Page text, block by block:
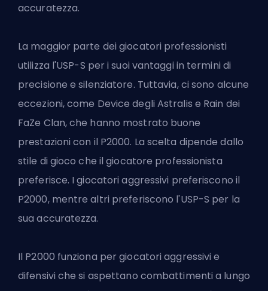
accuratezza.
La maggior parte dei giocatori professionisti
utilizza l'USP-S per i suoi vantaggi in termini di
precisione e silenziatore. Tuttavia, ci sono alcune
eccezioni, come Device degli Astralis e Rain dei
FaZe Clan, che hanno mostrato buone
prestazioni con il P2000. La scelta dipende dallo
stile di gioco che il giocatore professionista
preferisce. I giocatori aggressivi preferiscono il
P2000, mentre altri preferiscono l'USP-S per la
sua accuratezza.
Il P2000 funziona per giocatori aggressivi e
difensivi che si aspettano combattimenti a lungo